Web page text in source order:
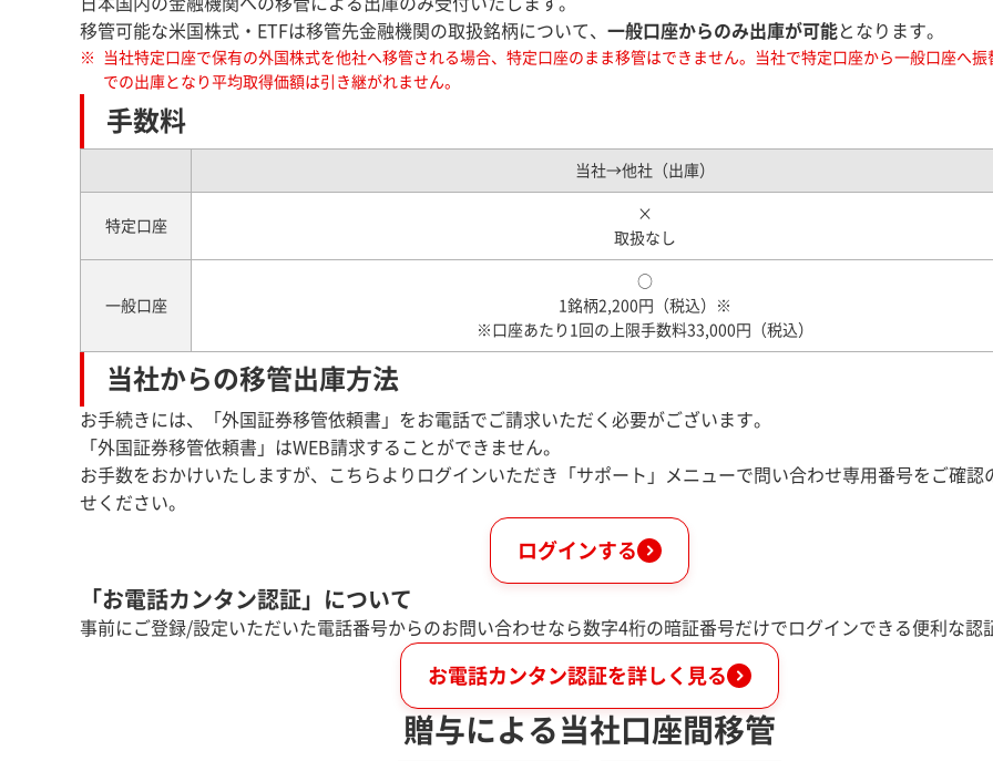
移管可能な米国株式・ETFは移管先金融機関の取扱銘柄について、 一般口座からのみ出庫が可能となります。
当社特定口座で保有の外国株式を他社へ移管される場合、特定口座のまま移管はできません。当社で特定口座から一般口座へ振
での出庫となり平均取得価額は引き継がれません。
手数料
当社→他社（出庫）
特定口座
×
取扱なし
一般口座
○
1銘柄2,200円（税込）
※
※口座あたり1回の上限手数料33,000円（税込）
当社からの移管出庫方法
お手続きには、「外国証券移管依頼書」をお電話でご請求いただく必要がございます。
「外国証券移管依頼書」はWEB請求することができません。
お手数をおかけいたしますが、こちらよりログインいただき「サポート」メニューで問い合わせ専用番号をご確認
せください。
ログインする
「お電話カンタン認証」について
事前にご登録/設定いただいた電話番号からのお問い合わせなら数字4桁の暗証番号だけでログインできる便利な認
お電話カンタン認証を詳しく見る
贈与による当社口座間移管